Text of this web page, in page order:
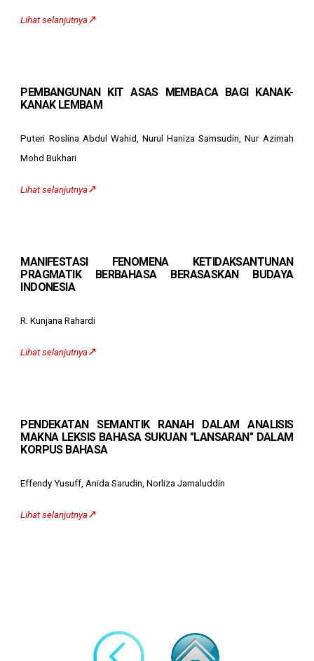
Lihat selanjutnya↗️
PEMBANGUNAN KIT ASAS MEMBACA BAGI KANAK-
KANAK LEMBAM
Puteri Roslina Abdul Wahid, Nurul Haniza Samsudin, Nur Azimah
Mohd Bukhari
Lihat selanjutnya↗️
MANIFESTASI FENOMENA KETIDAKSANTUNAN
PRAGMATIK BERBAHASA BERASASKAN BUDAYA
INDONESIA
R. Kunjana Rahardi
Lihat selanjutnya↗️
PENDEKATAN SEMANTIK RANAH DALAM ANALISIS
MAKNA LEKSIS BAHASA SUKUAN "LANSARAN" DALAM
KORPUS BAHASA
Effendy Yusuff, Anida Sarudin, Norliza Jamaluddin
Lihat selanjutnya↗️